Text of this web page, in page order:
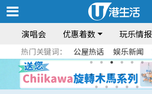
演唱会 优惠着数 玩乐情报
热门关键词： 公屋热话 娱乐新闻